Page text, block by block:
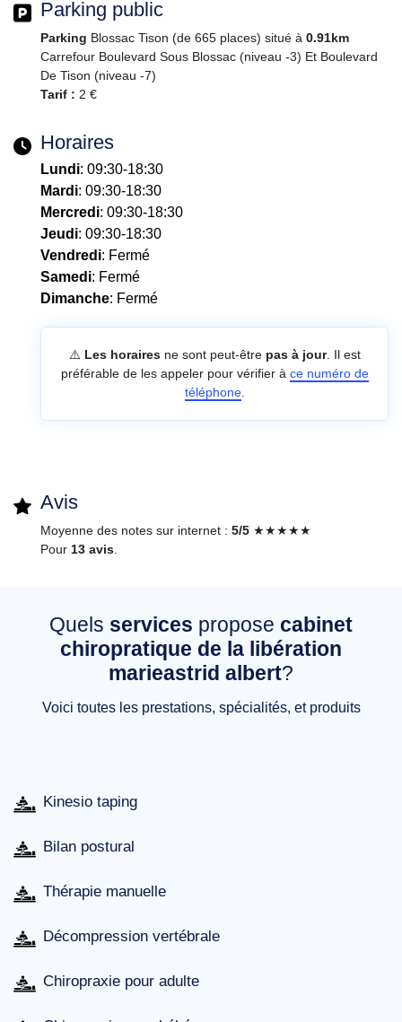
Parking public
Parking Blossac Tison (de 665 places) situé à 0.91km
Carrefour Boulevard Sous Blossac (niveau -3) Et Boulevard
De Tison (niveau -7)
Tarif : 2 €
Horaires
Lundi: 09:30-18:30
Mardi: 09:30-18:30
Mercredi: 09:30-18:30
Jeudi: 09:30-18:30
Vendredi: Fermé
Samedi: Fermé
Dimanche: Fermé
⚠️ Les horairesne sont peut-être pas à jour. Il est
préférable de les appeler pour vérifier à ce numéro de
téléphone.
Avis
Moyenne des notes sur internet : 5/5 ★★★★★
Pour 13 avis
Quels services propose cabinet
chiropratique de la libération
marieastrid albert?
Voici toutes les prestations, spécialités, et produits
Kinesio taping
Bilan postural
Thérapie manuelle
Décompression vertébrale
Chiropraxie pour adulte